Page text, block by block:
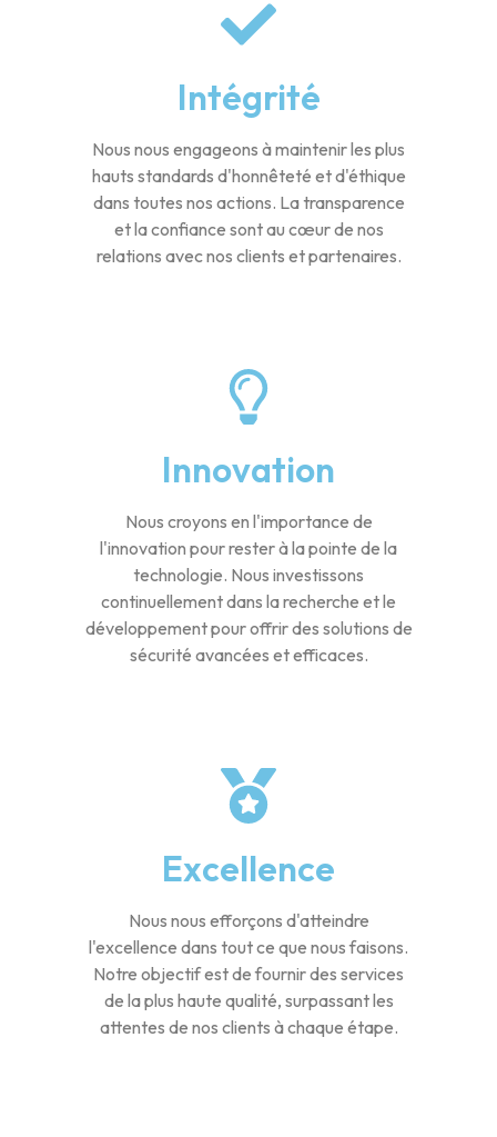
Intégrité
Nous nous engageons à maintenir les plus
hauts standards d'honnêteté et d'éthique
dans toutes nos actions. La transparence
et la confiance sont au cœur de nos
relations avec nos clients et partenaires.
Innovation
Nous croyons en l'importance de
l'innovation pour rester à la pointe de la
technologie. Nous investissons
continuellement dans la recherche et le
développement pour offrir des solutions de
sécurité avancées et efficaces.
Excellence
Nous nous efforçons d'atteindre
l'excellence dans tout ce que nous faisons.
Notre objectif est de fournir des services
de la plus haute qualité, surpassant les
attentes de nos clients à chaque étape.